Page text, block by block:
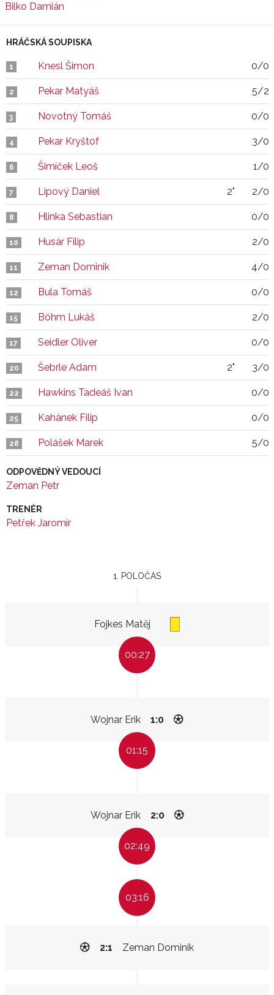
Bilko Damián
HRÁČSKÁ SOUPISKA
1 Knesl Šimon 0/0
2 Pekar Matyáš 5/2
3 Novotný Tomáš 0/0
4 Pekar Kryštof 3/0
6 Šimíček Leoš 1/0
7 Lipový Daniel 2" 2/0
8 Hlinka Sebastian 0/0
10 Husár Filip 2/0
11 Zeman Dominik 4/0
12 Bula Tomáš 0/0
15 Böhm Lukáš 2/0
17 Seidler Oliver 0/0
20 Šebrle Adam 2" 3/0
22 Hawkins Tadeáš Ivan 0/0
25 Kahánek Filip 0/0
28 Polášek Marek 5/0
ODPOVĚDNÝ VEDOUCÍ
Zeman Petr
TRENÉR
Petřek Jaromír
1. POLOČAS
Fojkes Matěj
00:27
Wojnar Erik 1:0
01:15
Wojnar Erik 2:0
02:49
03:16
Zeman Dominik
2:1